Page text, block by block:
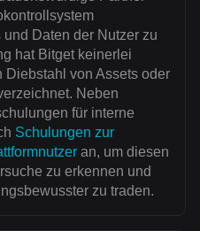
Daten der Nutzer zu
hat Bitget keinerlei
von Assets oder
Neben
für interne
Schulungen zur
an, um diesen
zu erkennen und
zu traden.